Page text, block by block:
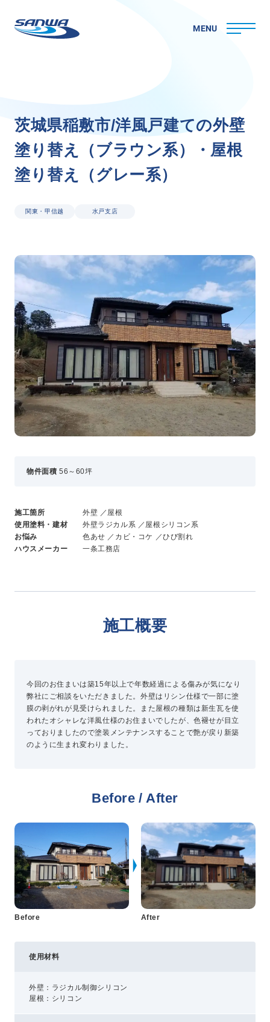
MENU
三和ペイントについて
理念
代表メッセージ
会社概要
取り組み
事業・サービス
屋根塗装
いえもる
外壁のミカタ（塗り替え相談所）
住まい探しのミカタ
施工事例
外壁セルフチェック
無料点検・お見積もり
メッセージ
仕事紹介
キャリア形成
福利厚生・社内イベント
新卒採用
お問い合わせ
資料請求
簡単Web見積もり（無料）
施工パートナー募集
プライバシーポリシー
コミュニティガイドライン
AIポリシー
特定商取引法に基づく表記
茨城県稲敷市/洋風戸建ての外壁
塗り替え （ブラ ウ ン系） ・ 屋根
塗り替え （グレー系）
関東・甲信越 水戸支店
物件面積 56～60坪
施工箇所
外壁 ／屋根
使用塗料・建材
外壁ラジカル系 ／屋根シリコン系
お悩み
色あせ ／カビ・コケ ／ひび割れ
ハウスメーカー
一条工務店
施工概要
今回のお住まいは築15年以上で年数経過による傷みが気になり
弊社にご相談をいただきました。外壁はリシン仕様で一部に塗
膜の剥がれが見受けられました。また屋根の種類は新生瓦を使
われたオシャレな洋風仕様のお住まいでしたが、色褪せが目立
っておりましたので塗装メンテナンスすることで艶が戻り新築
のように生まれ変わりました。
Before / After
Before After
使用材料
外壁：ラジカル制御シリコン
屋根：シリコン